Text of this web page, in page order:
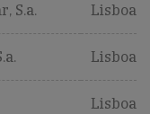
S.a. Lisboa
Lisboa
Lisboa